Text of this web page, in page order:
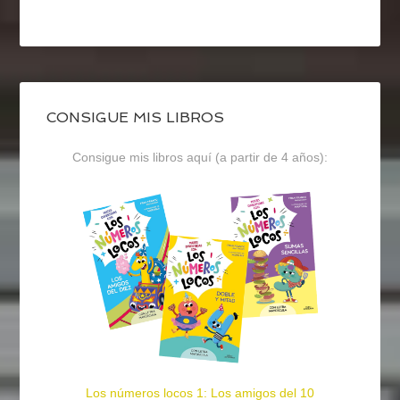
CONSIGUE MIS LIBROS
Consigue mis libros aquí (a partir de 4 años):
Los números locos 1: Los amigos del 10